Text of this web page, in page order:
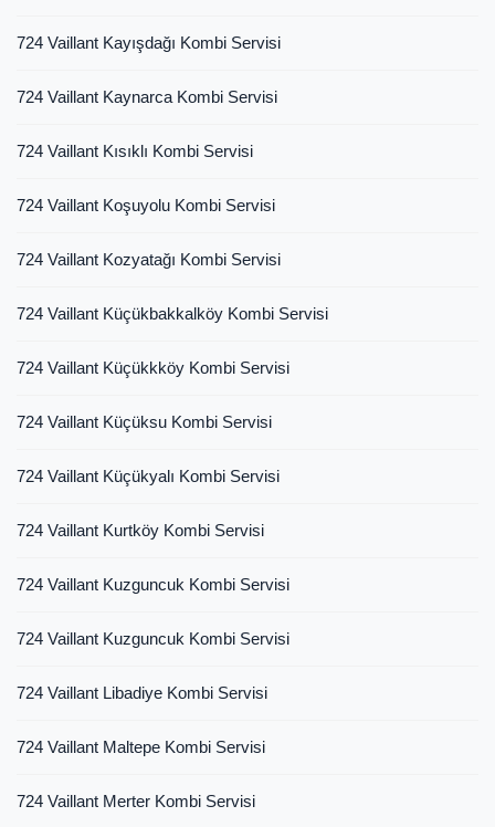
724 Vaillant Kayışdağı Kombi Servisi
724 Vaillant Kaynarca Kombi Servisi
724 Vaillant Kısıklı Kombi Servisi
724 Vaillant Koşuyolu Kombi Servisi
724 Vaillant Kozyatağı Kombi Servisi
724 Vaillant Küçükbakkalköy Kombi Servisi
724 Vaillant Küçükkköy Kombi Servisi
724 Vaillant Küçüksu Kombi Servisi
724 Vaillant Küçükyalı Kombi Servisi
724 Vaillant Kurtköy Kombi Servisi
724 Vaillant Kuzguncuk Kombi Servisi
724 Vaillant Kuzguncuk Kombi Servisi
724 Vaillant Libadiye Kombi Servisi
724 Vaillant Maltepe Kombi Servisi
724 Vaillant Merter Kombi Servisi